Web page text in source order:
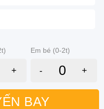
Em bé (0-2t)
+ - +
BAY